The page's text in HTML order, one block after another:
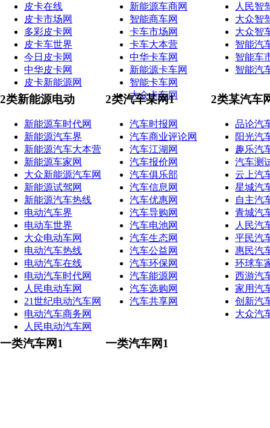
皮卡在线
皮卡市场网
多彩皮卡网
皮卡车世界
今日皮卡网
中华皮卡网
皮卡新能源网
新能源车商网
智能商车网
卡车市场网
卡车大本营
中华卡车网
新能源卡车网
智能卡车网
大众卡车网
人民智
大众智
大众智
智能汽
智能车
智能汽
2类新能源电动
新能源车时代网
新能源汽车界
新能源汽车大本营
新能源车家网
大众新能源汽车网
新能源试驾网
新能源汽车热线
电动汽车界
电动车世界
大众电动车网
电动汽车热线
电动汽车在线
电动汽车时代网
人民电动车网
21世纪电动汽车网
电动汽车商务网
人民电动汽车网
2类汽车某网1
汽车时报网
汽车商业评论网
汽车江湖网
汽车报价网
汽车俱乐部
汽车信息网
汽车优惠网
汽车导购网
汽车电池网
汽车生态网
汽车公益网
汽车环保网
汽车能源网
汽车选购网
汽车共享网
2类某汽车
品论汽
阳光汽
趣乐汽
汽车测
云上汽
星城汽
自主汽
青城汽
人民汽
平民汽
惠民汽
环球车
西游汽
家用汽
创新汽
大众汽
一类汽车网1 一类汽车网1